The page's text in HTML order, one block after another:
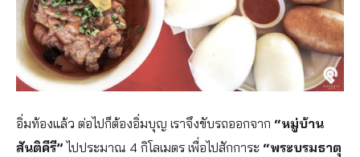
อิ่มท้องแล้ว ต่อไปก็ต้องอิ่มบุญ เราจึงขับรถออกจาก “หมู่บ้าน
สันติคีรี” ไปประมาณ 4 กิโลเมตร เพื่อไปสักการะ “พระบรมธาตุ